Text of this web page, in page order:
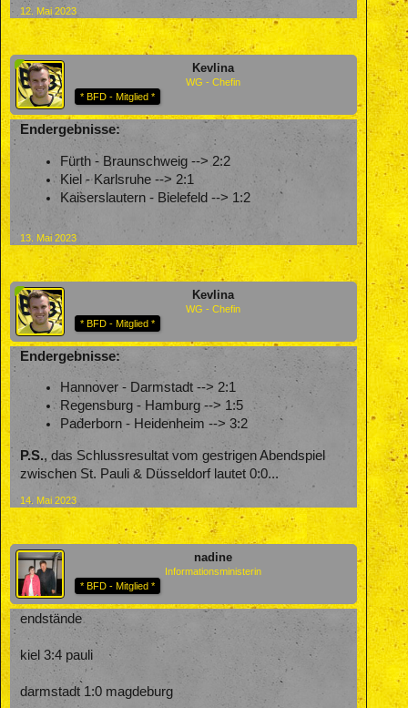
12. Mai 2023
Kevlina
WG - Chefin
* BFD - Mitglied *
Endergebnisse:
Fürth - Braunschweig --> 2:2
Kiel - Karlsruhe --> 2:1
Kaiserslautern - Bielefeld --> 1:2
13. Mai 2023
Kevlina
WG - Chefin
* BFD - Mitglied *
Endergebnisse:
Hannover - Darmstadt --> 2:1
Regensburg - Hamburg --> 1:5
Paderborn - Heidenheim --> 3:2
P.S., das Schlussresultat vom gestrigen Abendspiel
zwischen St. Pauli & Düsseldorf lautet 0:0...
14. Mai 2023
nadine
Informationsministerin
* BFD - Mitglied *
endstände
kiel 3:4 pauli
darmstadt 1:0 magdeburg